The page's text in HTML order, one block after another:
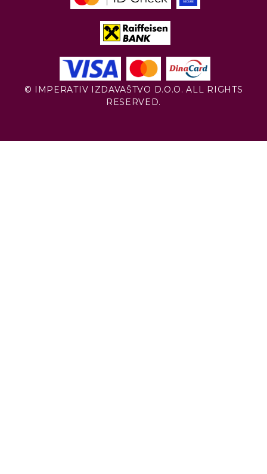
© IMPERATIV IZDAVAŠTVO D.O.O. ALL RIGHTS
RESERVED.